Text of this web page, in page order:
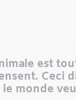
est
Ceci
monde